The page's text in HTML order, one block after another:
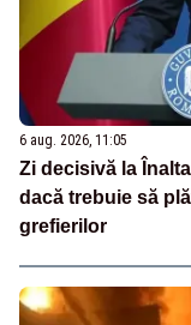
6 aug. 2026, 11:05
Zi decisivă la
dacă trebuie să
grefierilor